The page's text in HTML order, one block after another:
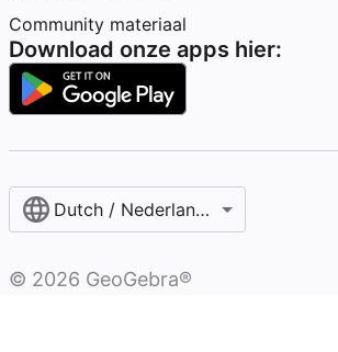
Community materiaal
Download onze apps hier:
Dutch / Nederlands‎ (België)‎
© 2026 GeoGebra®